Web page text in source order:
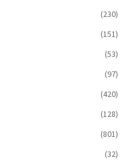
(230)
(151)
(53)
(97)
(420)
(128)
(801)
(32)